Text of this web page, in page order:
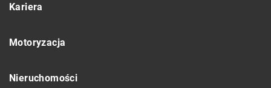
Kariera
Motoryzacja
Nieruchomości